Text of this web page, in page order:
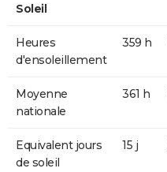
Soleil
Heures
d'ensoleillement
359 h
Moyenne
nationale
361 h
Equivalent jours
de soleil
15 j